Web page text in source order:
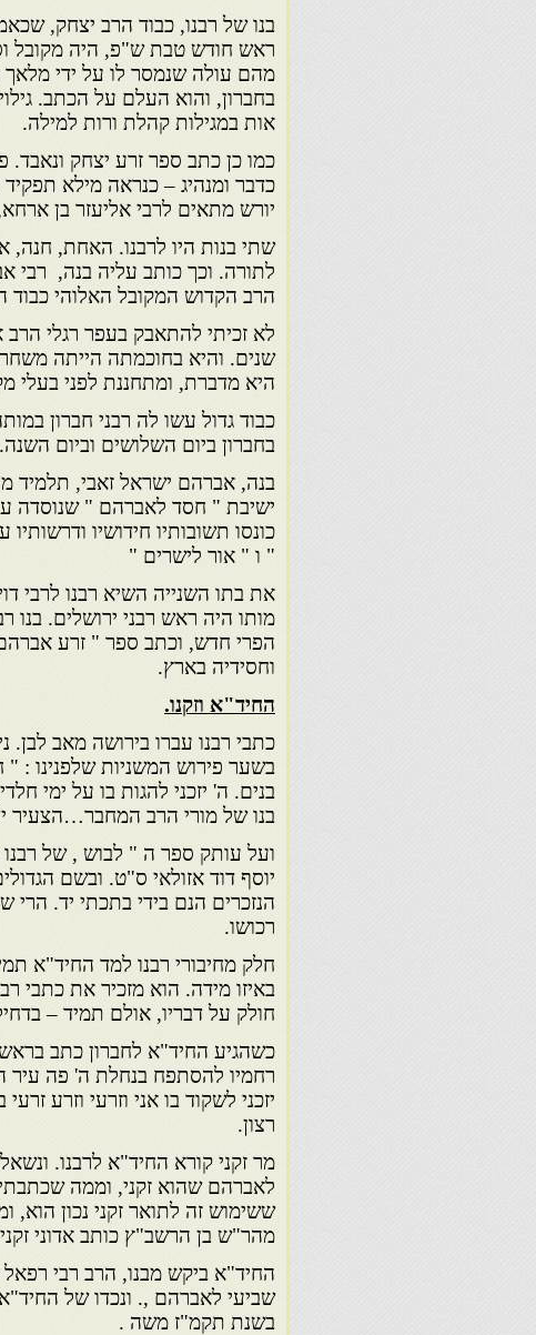
בנו של רבנו, כבוד הרב יצחק,
ראש חודש טבת ש"פ, היה מקובל
מהם עולה שנמסר לו על ידי
בחברון, והוא העלם על הכתב.
אות במגילות קהלת ורות למילה.
כמו כן כתב ספר זרע יצחק ונאבד.
כדבר ומנהיג – כנראה מילא
יורש מתאים לרבי אליעזר בן
שתי בנות היו לרבנו. האחת, חנה,
לתורה. וכך כותב עליה בנה, רבי
הרב הקדוש המקובל האלוהי כבוד
לא זכיתי להתאבק בעפר רגלי הרב
שנים. והיא בחוכמתה הייתה
היא מדברת, ומתחננת לפני בעלי
כבוד גדול עשו לה רבני חברון
בחברון ביום השלושים וביום
בנה, אברהם ישראל זאבי, תלמיד
ישיבת " חסד לאברהם " שנוסדה
כונסו תשובותיו חידושיו
" ו " אור לישרים "
את בתו השנייה השיא רבנו לרבי
מותו היה ראש רבני ירושלים. בנו
הפרי חדש, וכתב ספר " זרע
וחסידיה בארץ.
החיד"א וזקנו.
כתבי רבנו עברו בירושה מאב לבן.
בשער פירוש המשניות שלפנינו : "
בנים. ה' יזכני להגות בו על ימי
בנו של מורי הרב המחבר…הצעיר
ועל עותק ספר ה " לבוש , של
יוסף דוד אזולאי ס"ט. ובשם
הנזכרים הנם בידי בתכתי יד.
רכושו.
חלק מחיבורי רבנו למד החיד"א
באיזו מידה. הוא מזכיר את כתבי
חולק על דבריו, אולם תמיד –
כשהגיע החיד"א לחברון כתב
רחמיו להסתפח בנחלת ה' פה עיר
יזכני לשקוד בו אני וזרעי וזרע
רצון.
מר זקני קורא החיד"א לרבנו.
לאברהם שהוא זקני, וממה שכתבתי
ששימוש זה לתואר זקני נכון
מהר"ש בן הרשב"ץ כותב אדוני
החיד"א ביקש מבנו, הרב רבי
שביעי לאברהם ,. ונכדו של החיד"א
בשנת תקמ"ז משה .